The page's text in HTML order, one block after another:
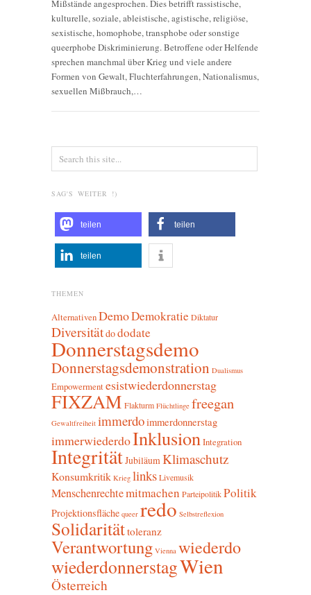
Mißstände angesprochen. Dies betrifft rassistische,
kulturelle, soziale, ableistische, agistische, religiöse,
sexistische, homophobe, transphobe oder sonstige
queerphobe Diskriminierung. Betroffene oder Helfende
sprechen manchmal über Krieg und viele andere
Formen von Gewalt, Fluchterfahrungen, Nationalismus,
sexuellen Mißbrauch,…
SAG'S WEITER !)
teilen teilen
teilen
THEMEN
AlternativenDemoDemokratie Diktatur
Diversitätdododate
Donnerstagsdemo
Donnerstagsdemonstration Dualismus
Empowermentesistwiederdonnerstag
FIXZAM Flakturm Flüchtlinge freegan
Gewaltfreiheit immerdoimmerdonnerstag
immerwiederdoInklusionIntegration
IntegritätJubiläumKlimaschutz
Konsumkritik Krieg linksLivemusik
Menschenrechtemitmachen ParteipolitikPolitik
Projektionsfläche queer redo Selbstreflexion
Solidaritättoleranz
Verantwortung Vienna wiederdo
wiederdonnerstagWien
Österreich